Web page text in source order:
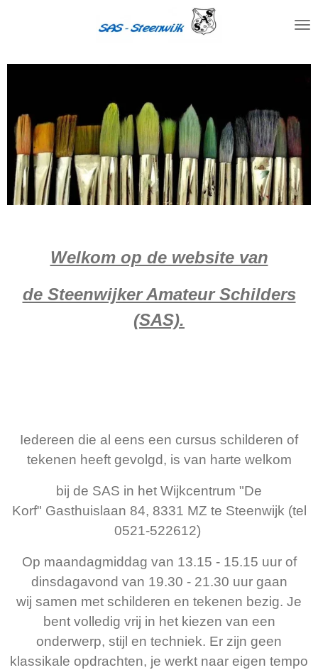
de
Welkom op de website van
de Steenwijker Amateur Schilders
(SAS).
Iedereen die al eens een cursus schilderen of
tekenen heeft gevolgd, is van harte welkom
bij de SAS in het Wijkcentrum "De
Korf" Gasthuislaan 84, 8331 MZ te Steenwijk (tel
0521-522612)
Op maandagmiddag van 13.15 - 15.15 uur of
dinsdagavond van 19.30 - 21.30 uur gaan
wij samen met schilderen en tekenen bezig. Je
bent volledig vrij in het kiezen van een
onderwerp, stijl en techniek. Er zijn geen
klassikale opdrachten, je werkt naar eigen tempo